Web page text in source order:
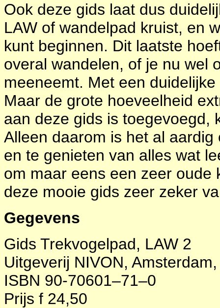
Ook deze gids laat dus
LAW of wandelpad kruist, en
kunt beginnen. Dit laatste
overal wandelen, of je nu wel
meeneemt. Met een
Maar de grote hoeveelheid
aan deze gids is toegevoegd,
Alleen daarom is het al
en te genieten van alles wat
om maar eens een zeer oude
deze mooie gids zeer zeker
Gegevens
Gids Trekvogelpad, LAW 2
Uitgeverij NIVON,
ISBN 90-70601–71–0
Prijs f 24,50